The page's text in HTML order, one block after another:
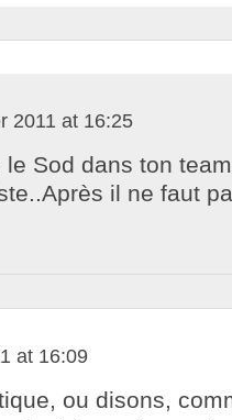
2011 at 16:25
Sod dans ton
il ne faut
at 16:09
ou disons,